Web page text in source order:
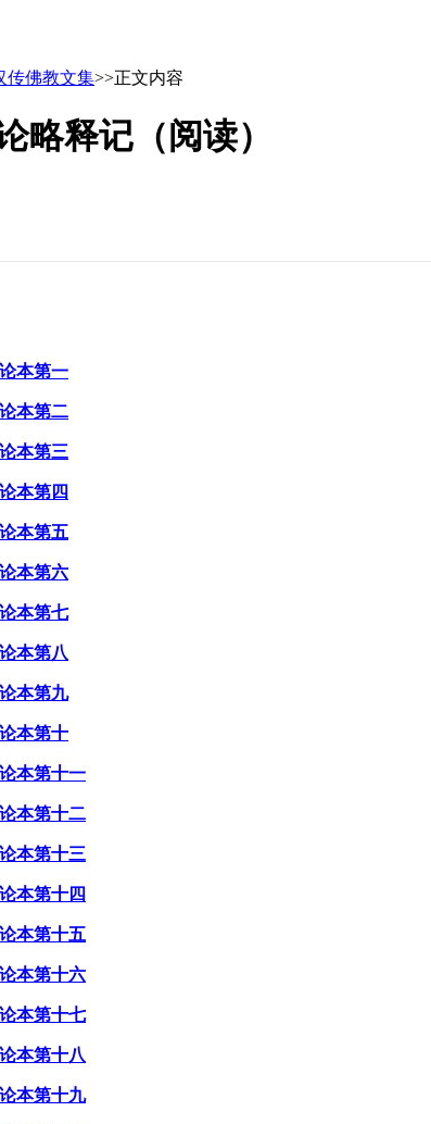
传佛教文集>>正文内容
略释记（阅读）
本第一
本第二
本第三
本第四
本第五
本第六
本第七
本第八
本第九
本第十
本第十一
本第十二
本第十三
本第十四
本第十五
本第十六
本第十七
本第十八
本第十九